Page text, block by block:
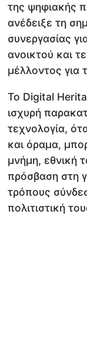
της ψηφιακής
ανέδειξε τη
συνεργασίας
ανοικτού και
μέλλοντος για
Το Digital
ισχυρή
τεχνολογία,
και όραμα,
μνήμη, εθνική
πρόσβαση στη
τρόπους
πολιτιστική